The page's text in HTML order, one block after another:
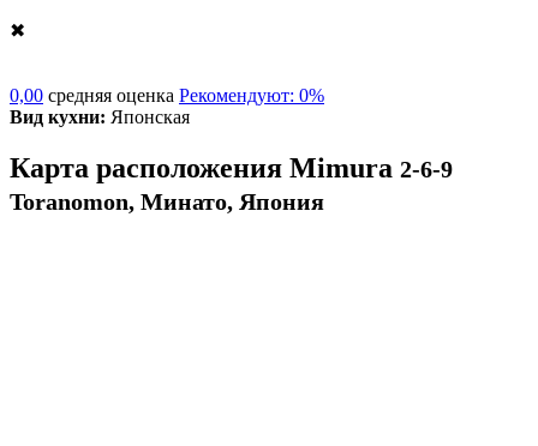
✖
0,00 средняя оценка Рекомендуют: 0%
Вид кухни: Японская
Карта расположения Mimura 2-6-9
Toranomon, Минато, Япония